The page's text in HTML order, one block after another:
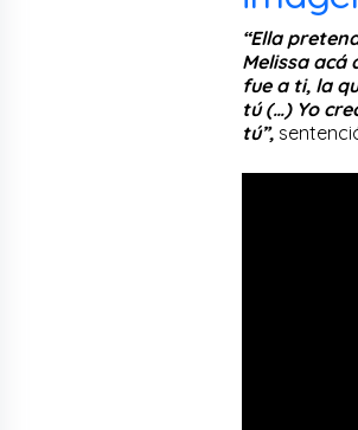
“Ella
Melissa acá
fue a ti, la
tú (…) Yo
tú”,